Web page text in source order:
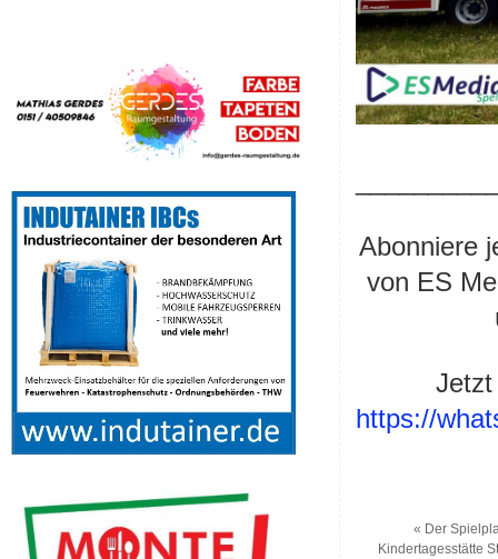
Abonniere
von ES
Jetzt
https://
« Der
Kindertagesstätte